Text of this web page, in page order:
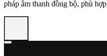
pháp âm thanh đồng bộ, phù